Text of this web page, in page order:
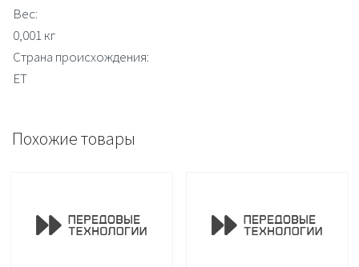
Вес:
0,001 кг
Страна происхождения:
ET
Похожие товары